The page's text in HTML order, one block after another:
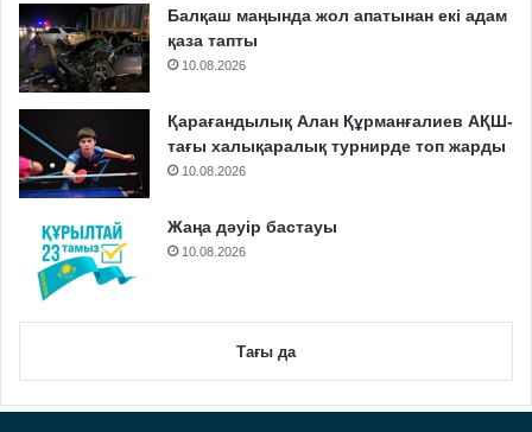
Балқаш маңында жол апатынан екі адам
қаза тапты
10.08.2026
Қарағандылық Алан Құрманғалиев АҚШ-
тағы халықаралық турнирде топ жарды
10.08.2026
Жаңа дәуір бастауы
10.08.2026
Тағы да